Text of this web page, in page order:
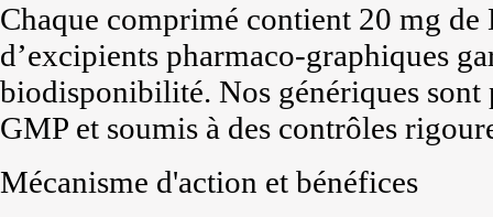
Chaque comprimé contient 20 mg de
d’excipients pharmaco-graphiques
biodisponibilité. Nos génériques
GMP et soumis à des contrôles
Mécanisme d'action et bénéfices